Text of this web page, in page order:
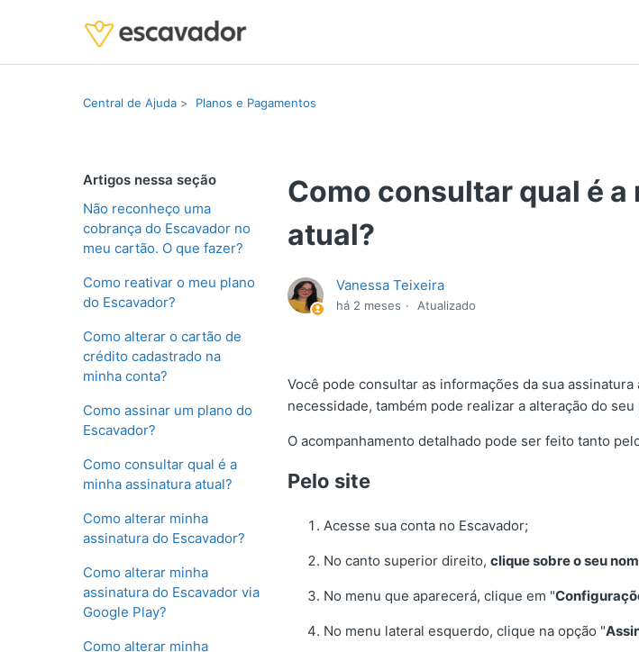
Central de Ajuda Planos e Pagamentos
Artigos nessa seção
Não reconheço uma
cobrança do Escavador no
meu cartão. O que fazer?
Como reativar o meu plano
do Escavador?
Como alterar o cartão de
crédito cadastrado na
minha conta?
Como assinar um plano do
Escavador?
Como consultar qual é a
minha assinatura atual?
Como alterar minha
assinatura do Escavador?
Como alterar minha
assinatura do Escavador via
Google Play?
Como alterar minha
Como consultar qual é
atual?
Vanessa Teixeira
há 2 meses Atualizado
Você pode consultar as informações da sua
necessidade, também pode realizar a alteração do seu
O acompanhamento detalhado pode ser feito tanto
Pelo site
Acesse sua conta no Escavador;
No canto superior direito,clique sobre o seu nom
No menu que aparecerá, clique em "
No menu lateral esquerdo, clique na opção "